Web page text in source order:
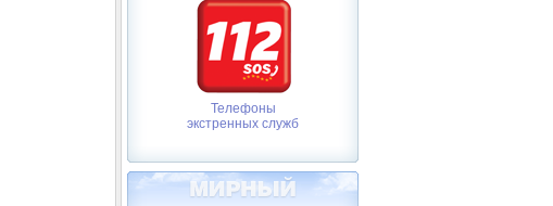
Телефоны
экстренных служб